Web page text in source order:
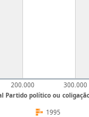
Partido político ou
200.000 300.000
1995